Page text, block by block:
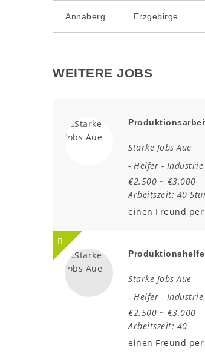
Annaberg Erzgebirge
WEITERE JOBS
Starke Jobs Aue
- Helfer - Industrie
€2.500 ~ €3.000
Arbeitszeit: 40
einen Freund
Starke Jobs Aue
- Helfer - Industrie
€2.500 ~ €3.000
Arbeitszeit: 40
einen Freund